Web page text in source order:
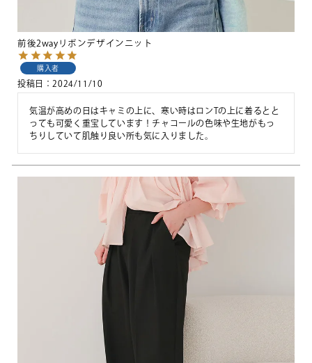
前後2wayリボンデザインニット
購入者
投稿日 2024/11/10
気温が高めの日はキャミの上に、寒い時はロンTの上に着るとと
っても可愛く重宝しています！チャコールの色味や生地がもっ
ちりしていて肌触り良い所も気に入りました。